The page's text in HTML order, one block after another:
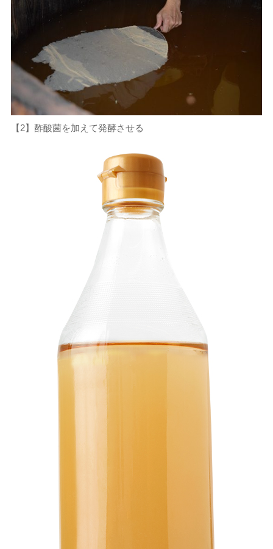
【2】酢酸菌を加えて発酵させる